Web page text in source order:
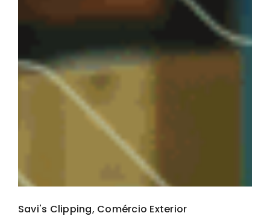
Savi's Clipping, Comércio Exterior